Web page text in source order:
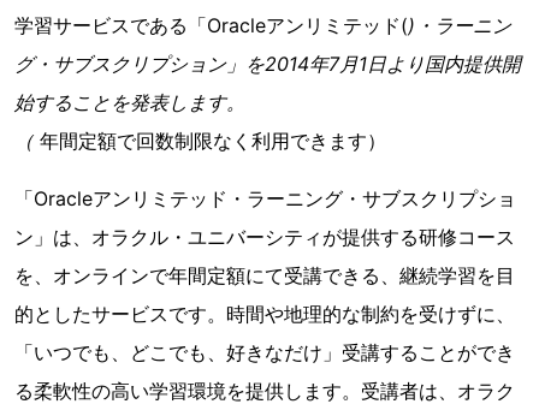
学習サービスである「Oracleアンリミテッド()・ラーニン
グ・サブスクリプション」を2014年7月1日より国内提供開
始することを発表します。
（ 年間定額で回数制限なく利用できます）
「Oracleアンリミテッド・ラーニング・サブスクリプショ
ン」は、オラクル・ユニバーシティが提供する研修コース
を、オンラインで年間定額にて受講できる、継続学習を目
的としたサービスです。時間や地理的な制約を受けずに、
「いつでも、どこでも、好きなだけ」受講することができ
る柔軟性の高い学習環境を提供します。受講者は、オラク